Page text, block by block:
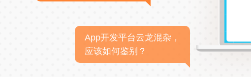
App开发平台云龙混杂，
应该如何鉴别？